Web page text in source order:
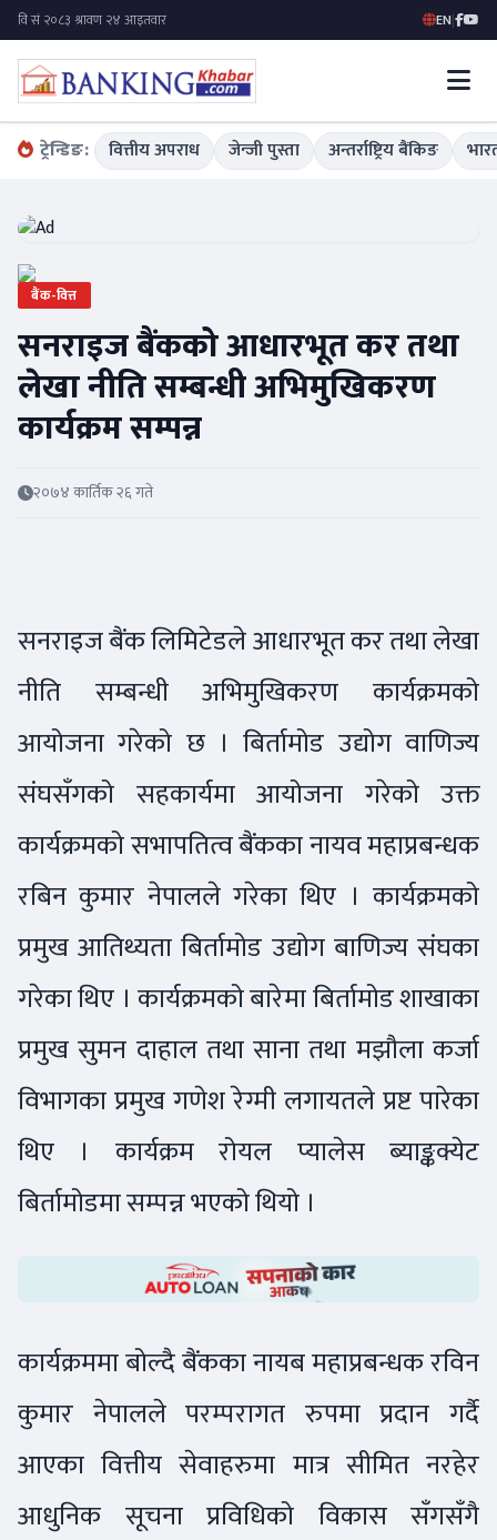
EN|
ट्रेन्डिङ: वित्तीय अपराध जेन्जी पुस्ता अन्तर्राष्ट्रिय बैंकिङ
बैंक-वित्त
सनराइज बैंकको आधारभूत कर तथा
लेखा नीति सम्बन्धी अभिमुखिकरण
कार्यक्रम सम्पन्न
२०७४ कार्तिक २६ गते
सनराइज बैंक लिमिटेडले आधारभूत कर तथा लेखा
नीति सम्बन्धी अभिमुखिकरण कार्यक्रमको
आयोजना गरेको छ । बिर्तामोड उद्योग वाणिज्य
संघसँगको सहकार्यमा आयोजना गरेको उक्त
कार्यक्रमको सभापतित्व बैंकका नायव महाप्रबन्धक
रबिन कुमार नेपालले गरेका थिए । कार्यक्रमको
प्रमुख आतिथ्यता बिर्तामोड उद्योग बाणिज्य संघका
गरेका थिए । कार्यक्रमको बारेमा बिर्तामोड शाखाका
प्रमुख सुमन दाहाल तथा साना तथा मझौला कर्जा
विभागका प्रमुख गणेश रेग्मी लगायतले प्रष्ट पारेका
थिए । कार्यक्रम रोयल प्यालेस ब्याङ्कक्येट
बिर्तामोडमा सम्पन्न भएको थियो ।
कार्यक्रममा बोल्दै बैंकका नायब महाप्रबन्धक रविन
कुमार नेपालले परम्परागत रुपमा प्रदान गर्दै
आएका वित्तीय सेवाहरुमा मात्र सीमित नरहेर
आधुनिक सूचना प्रविधिको विकास सँगसँगै